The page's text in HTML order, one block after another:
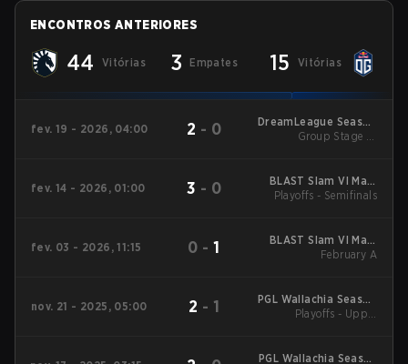
ENCONTROS ANTERIORES
44 Vitórias 3 Empates 15 Vitórias
fev. 19 - 2026, 04:00 2 - 0
DreamLeague Season
28
Group Stage 1 -
fev. 14 - 2026, 01:00 3 - 0
BLAST Slam VI Main
Tournament
Playoffs - Semifinals
fev. 03 - 2026, 11:15 0 -1
BLAST Slam VI Main
Tournament
February A
nov. 21 - 2025, 05:00 2 - 1
PGL Wallachia Season
6 Main Tournament
Playoffs - Upper
PGL Wallachia Season